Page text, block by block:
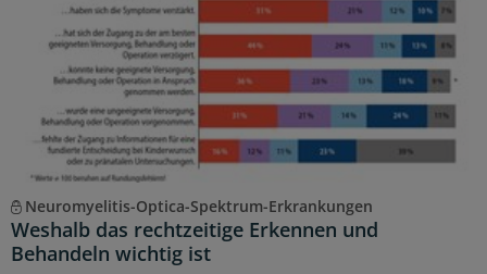
Neuromyelitis-Optica-Spektrum-Erkrankungen
Weshalb das rechtzeitige Erkennen und
Behandeln wichtig ist